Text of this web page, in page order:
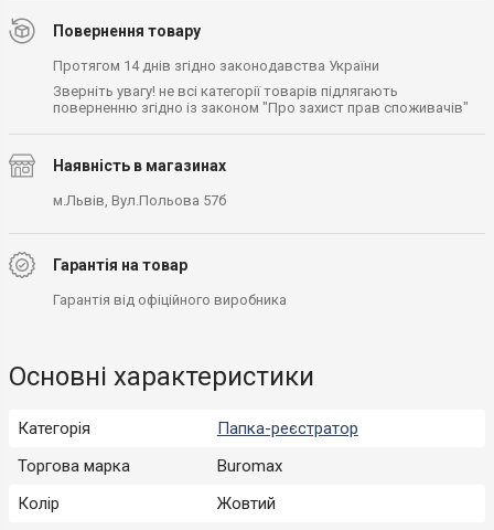
Повернення товару
Протягом 14 днів згідно законодавства України
Зверніть увагу! не всі категорії товарів підлягають
поверненню згідно із законом "Про захист прав споживачів"
Наявність в магазинах
м.Львів, Вул.Польова 57б
Гарантія на товар
Гарантія від офіційного виробника
Основні характеристики
Категорія
Папка-реєстратор
Торгова марка
Buromax
Колір
Жовтий